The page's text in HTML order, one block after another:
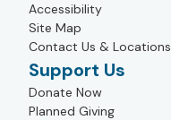
Accessibility
Site Map
Contact Us & Locations
Support Us
Donate Now
Planned Giving